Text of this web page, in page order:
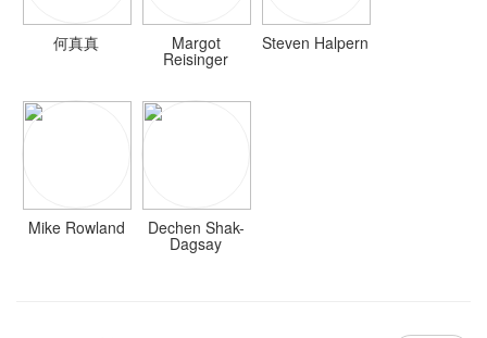
何真真 Margot
Reisinger
Steven Halpern
Mike Rowland Dechen Shak-
Dagsay